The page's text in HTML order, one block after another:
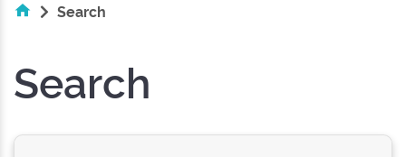
Search
Search